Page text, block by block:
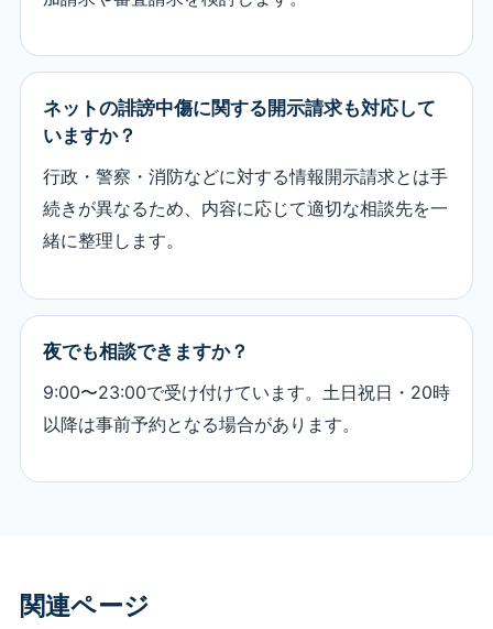
ネットの誹謗中傷に関する開示請求も対応して
いますか？
行政・警察・消防などに対する情報開示請求とは手
続きが異なるため、内容に応じて適切な相談先を一
緒に整理します。
夜でも相談できますか？
9:00〜23:00で受け付けています。土日祝日・20時
以降は事前予約となる場合があります。
関連ページ